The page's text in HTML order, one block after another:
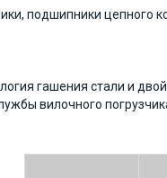
подшипники цепного
гашения стали и
вилочного